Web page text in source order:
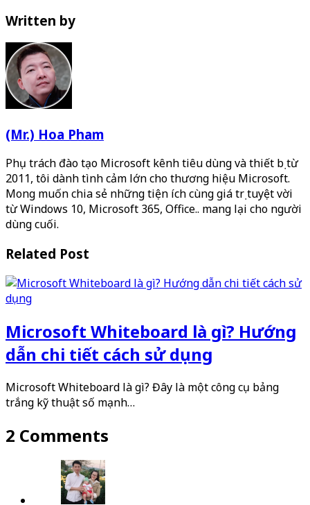
Written by
(Mr.) Hoa Pham
Phụ trách đào tạo Microsoft kênh tiêu dùng và thiết bị từ
2011, tôi dành tình cảm lớn cho thương hiệu Microsoft.
Mong muốn chia sẻ những tiện ích cùng giá trị tuyệt vời
từ Windows 10, Microsoft 365, Office.. mang lại cho người
dùng cuối.
Related Post
Microsoft Whiteboard là gì? Hướng
dẫn chi tiết cách sử dụng
Microsoft Whiteboard là gì? Đây là một công cụ bảng
trắng kỹ thuật số mạnh…
2 Comments